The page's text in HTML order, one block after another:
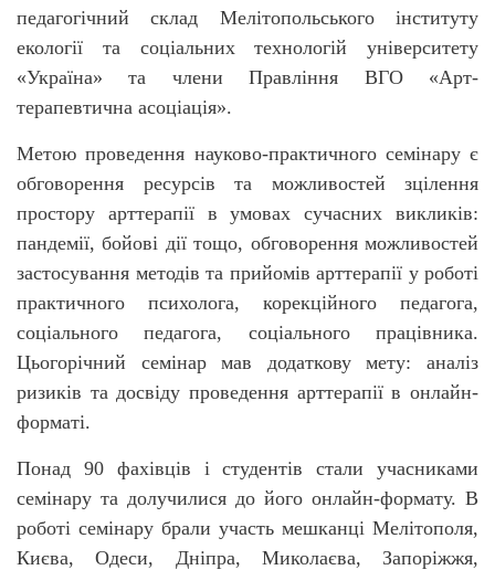
педагогічний склад Мелітопольського інституту
екології та соціальних технологій університету
«Україна» та члени Правління ВГО «Арт-
терапевтична асоціація».
Метою проведення науково-практичного семінару є
обговорення ресурсів та можливостей зцілення
простору арттерапії в умовах сучасних викликів:
пандемії, бойові дії тощо, обговорення можливостей
застосування методів та прийомів арттерапії у роботі
практичного психолога, корекційного педагога,
соціального педагога, соціального працівника.
Цьогорічний семінар мав додаткову мету: аналіз
ризиків та досвіду проведення арттерапії в онлайн-
форматі.
Понад 90 фахівців і студентів стали учасниками
семінару та долучилися до його онлайн-формату. В
роботі семінару брали участь мешканці Мелітополя,
Києва, Одеси, Дніпра, Миколаєва, Запоріжжя,